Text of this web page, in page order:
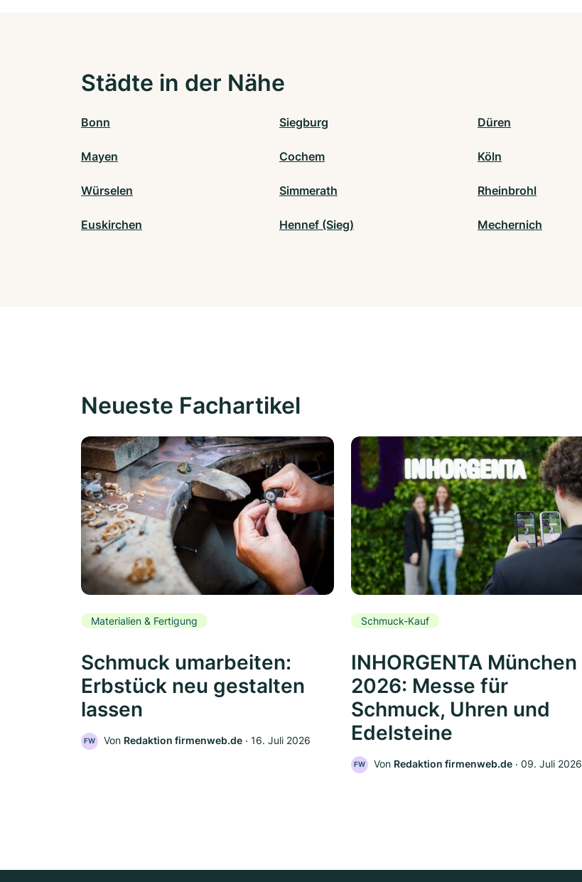
Städte in der Nähe
Bonn Siegburg Düren
Mayen Cochem Köln
Würselen Simmerath Rheinbrohl
Euskirchen Hennef (Sieg) Mechernich
Neueste Fachartikel
Materialien & Fertigung
Schmuck umarbeiten:
Erbstück neu gestalten
lassen
FW Von Redaktion firmenweb.de ‧ 16. Juli 2026
Schmuck-Kauf
INHORGENTA München
2026: Messe für
Schmuck, Uhren und
Edelsteine
FW Von Redaktion firmenweb.de ‧ 09. Juli 2026